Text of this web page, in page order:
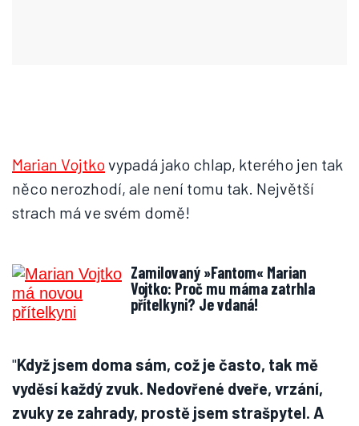
Marian Vojtko vypadá jako chlap, kterého jen tak
něco nerozhodí, ale není tomu tak. Největší
strach má ve svém domě!
Zamilovaný »Fantom« Marian
Vojtko: Proč mu máma zatrhla
přítelkyni? Je vdaná!
"Když jsem doma sám, což je často, tak mě
vyděsí každý zvuk. Nedovřené dveře, vrzání,
zvuky ze zahrady, prostě jsem strašpytel. A